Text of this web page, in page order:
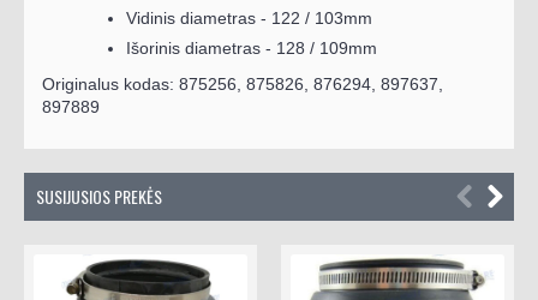
Vidinis diametras - 122 / 103mm
Išorinis diametras - 128 / 109mm
Originalus kodas: 875256, 875826, 876294, 897637,
897889
SUSIJUSIOS PREKĖS